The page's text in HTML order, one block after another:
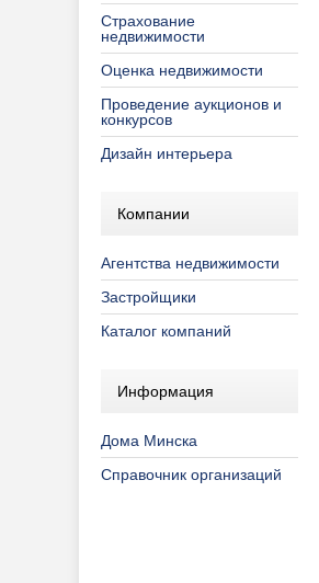
Страхование
недвижимости
Оценка недвижимости
Проведение аукционов и
конкурсов
Дизайн интерьера
Компании
Агентства недвижимости
Застройщики
Каталог компаний
Информация
Дома Минска
Справочник организаций